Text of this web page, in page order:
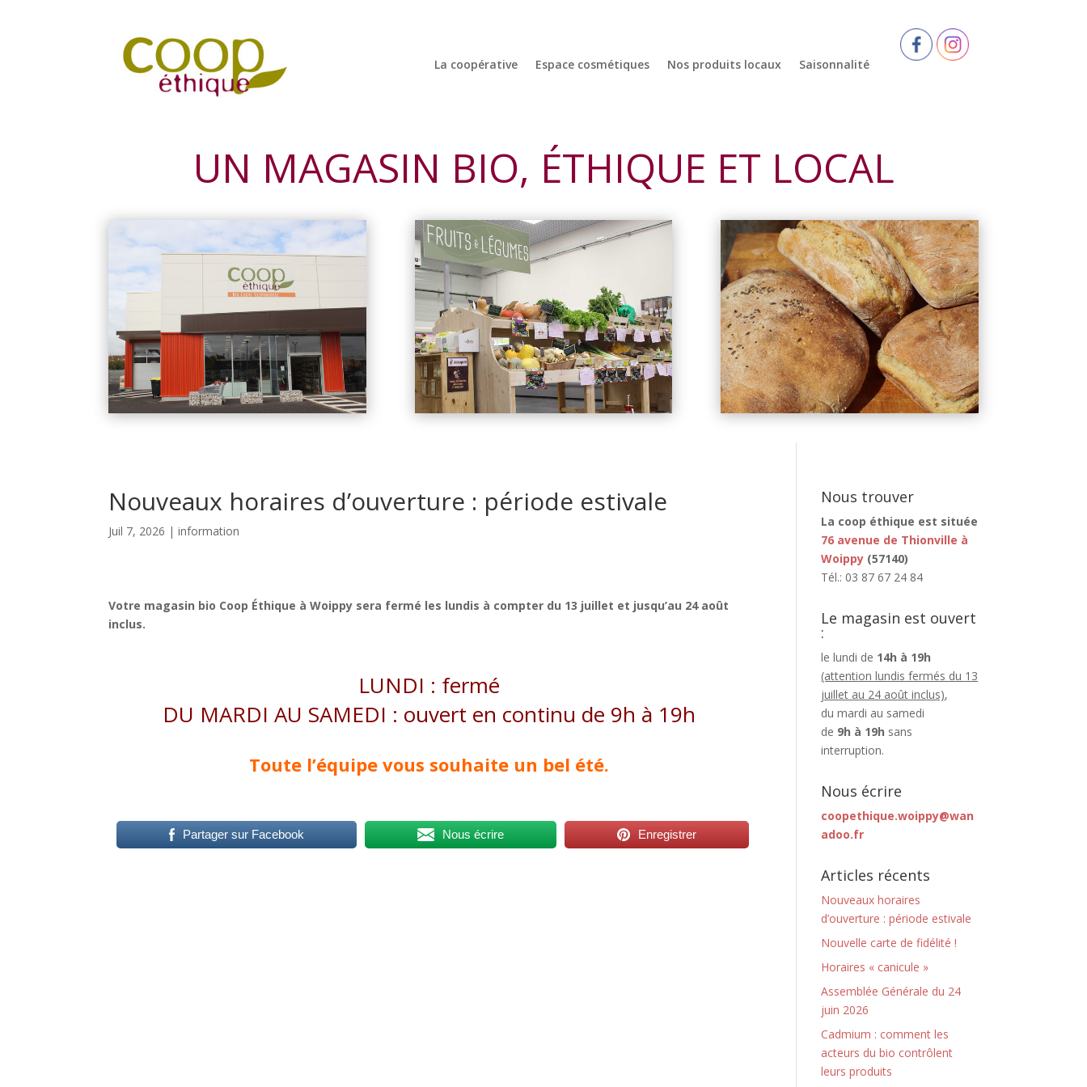
La coopérative Espace cosmétiques Nos produits locaux Saisonnalité
UN MAGASIN BIO, ÉTHIQUE ET LOCAL
Nouveaux horaires d’ouverture : période estivale
Juil 7, 2026 |information
Votre magasin bio Coop Éthique à Woippy sera fermé les lundis à compter du 13 juillet et jusqu’au 24 août
inclus.
LUNDI : fermé
DU MARDI AU SAMEDI : ouvert en continu de 9h à 19h
Toute l’équipe vous souhaite un bel été.
Partager sur Facebook Nous écrire Enregistrer
Nous trouver
La coop éthique est située
76 avenue de Thionville à
Woippy (57140)
Tél.: 03 87 67 24 84
Le magasin est ouvert
:
le lundi de 14h à 19h
(attention lundis fermés du 13
juillet au 24 août inclus),
du mardi au samedi
de 9h à 19h sans
interruption.
Nous écrire
coopethique.woippy@wan
adoo.fr
Articles récents
Nouveaux horaires
d’ouverture : période estivale
Nouvelle carte de fidélité !
Horaires « canicule »
Assemblée Générale du 24
juin 2026
Cadmium : comment les
acteurs du bio contrôlent
leurs produits